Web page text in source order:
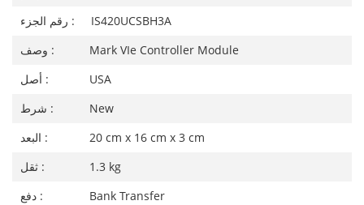
رقم الجزء :
IS420UCSBH3A
وصف :
Mark VIe Controller Module
أصل :
USA
شرط :
New
البعد :
20 cm x 16 cm x 3 cm
ثقل :
1.3 kg
دفع :
Bank Transfer